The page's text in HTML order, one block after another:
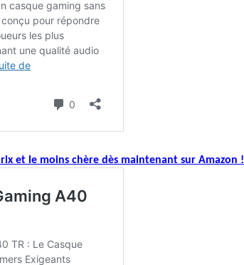
et le moins chère dès maintenant sur Amazon !